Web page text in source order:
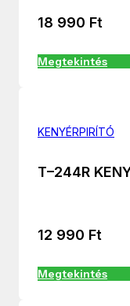
18 990 Ft
Megtekintés
KENYÉRPIRÍTÓ
T–244R
12 990 Ft
Megtekintés